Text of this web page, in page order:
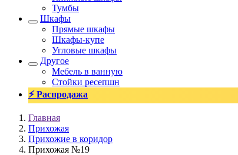
Тумбы
Шкафы
Прямые шкафы
Шкафы-купе
Угловые шкафы
Другое
Мебель в ванную
Стойки ресепшн
⚡ Распродажа
Главная
Прихожая
Прихожие в коридор
Прихожая №19